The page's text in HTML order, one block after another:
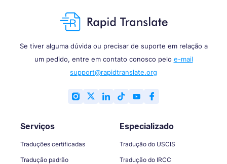
Se tiver alguma dúvida ou precisar de suporte em relação a
um pedido, entre em contato conosco pelo e-mail
support@rapidtranslate.org
Serviços
Traduções certificadas
Tradução padrão
Especializado
Tradução do USCIS
Tradução do IRCC